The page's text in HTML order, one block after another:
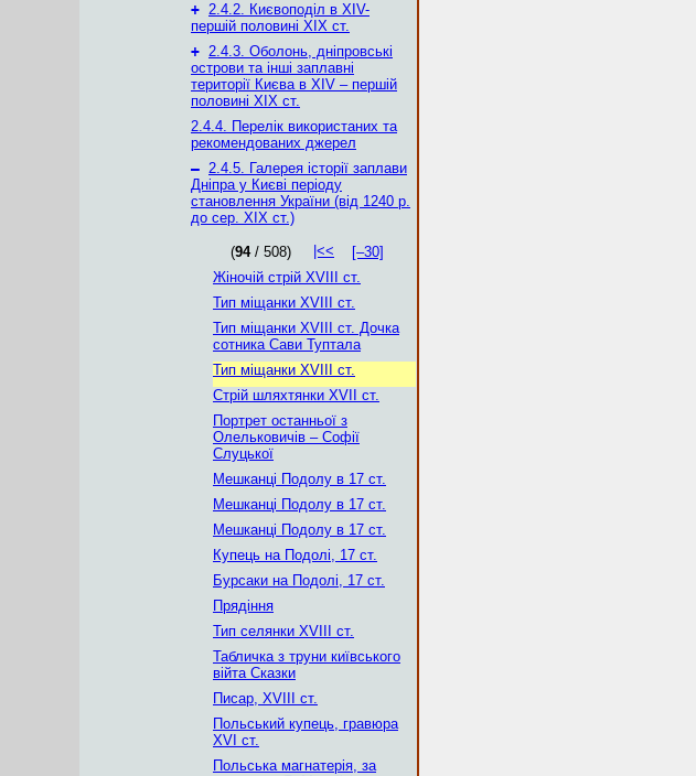
+ 2.4.2. Києвоподіл в XІV-
першій половині XIX ст.
+ 2.4.3. Оболонь, дніпровські
острови та інші заплавні
території Києва в XIV – першій
половині XIX ст.
2.4.4. Перелік використаних та
рекомендованих джерел
– 2.4.5. Галерея історії заплави
Дніпра у Києві періоду
становлення України (від 1240 р.
до сер. ХІХ ст.)
(94/ 508) |<<
[–30]
Жіночій стрій XVIII ст.
Тип міщанки XVIII ст.
Тип міщанки XVIII ст. Дочка
сотника Сави Туптала
Тип міщанки XVIIІ ст.
Стрій шляхтянки XVII ст.
Портрет останньої з
Олельковичів – Софії
Слуцької
Мешканці Подолу в 17 ст.
Мешканці Подолу в 17 ст.
Мешканці Подолу в 17 ст.
Купець на Подолі, 17 ст.
Бурсаки на Подолі, 17 ст.
Прядіння
Тип селянки XVIII ст.
Табличка з труни київського
війта Сказки
Писар, XVIII ст.
Польський купець, гравюра
XVI ст.
Польська магнатерія, за